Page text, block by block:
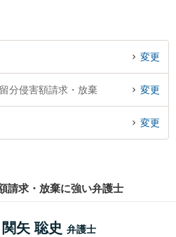
。
変更
分侵害額請求・放棄 変更
変更
請求・放棄に強い弁護士
関矢 聡史 弁護士